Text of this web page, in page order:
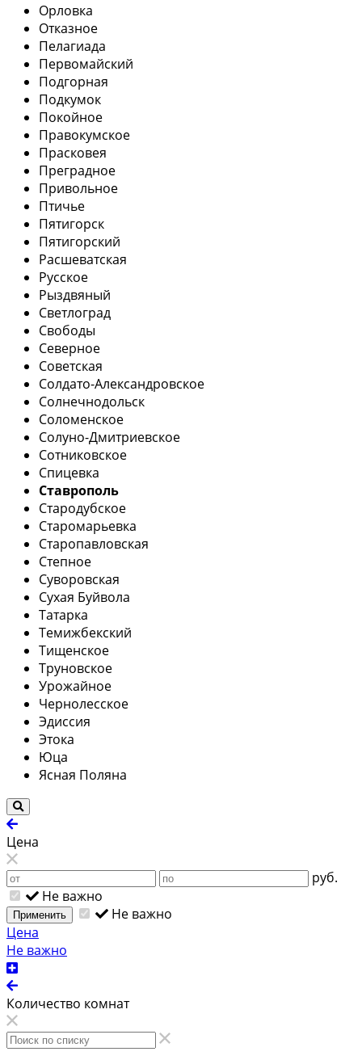
Орловка
Отказное
Пелагиада
Первомайский
Подгорная
Подкумок
Покойное
Правокумское
Прасковея
Преградное
Привольное
Птичье
Пятигорск
Пятигорский
Расшеватская
Русское
Рыздвяный
Светлоград
Свободы
Северное
Советская
Солдато-Александровское
Солнечнодольск
Соломенское
Солуно-Дмитриевское
Сотниковское
Спицевка
Ставрополь
Стародубское
Старомарьевка
Старопавловская
Степное
Суворовская
Сухая Буйвола
Татарка
Темижбекский
Тищенское
Труновское
Урожайное
Чернолесское
Эдиссия
Этока
Юца
Ясная Поляна
Цена
руб.
Не важно
Применить
Не важно
Цена
Не важно
Количество комнат